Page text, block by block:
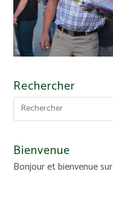
Rechercher
Bienvenue
Bonjour et bienvenue